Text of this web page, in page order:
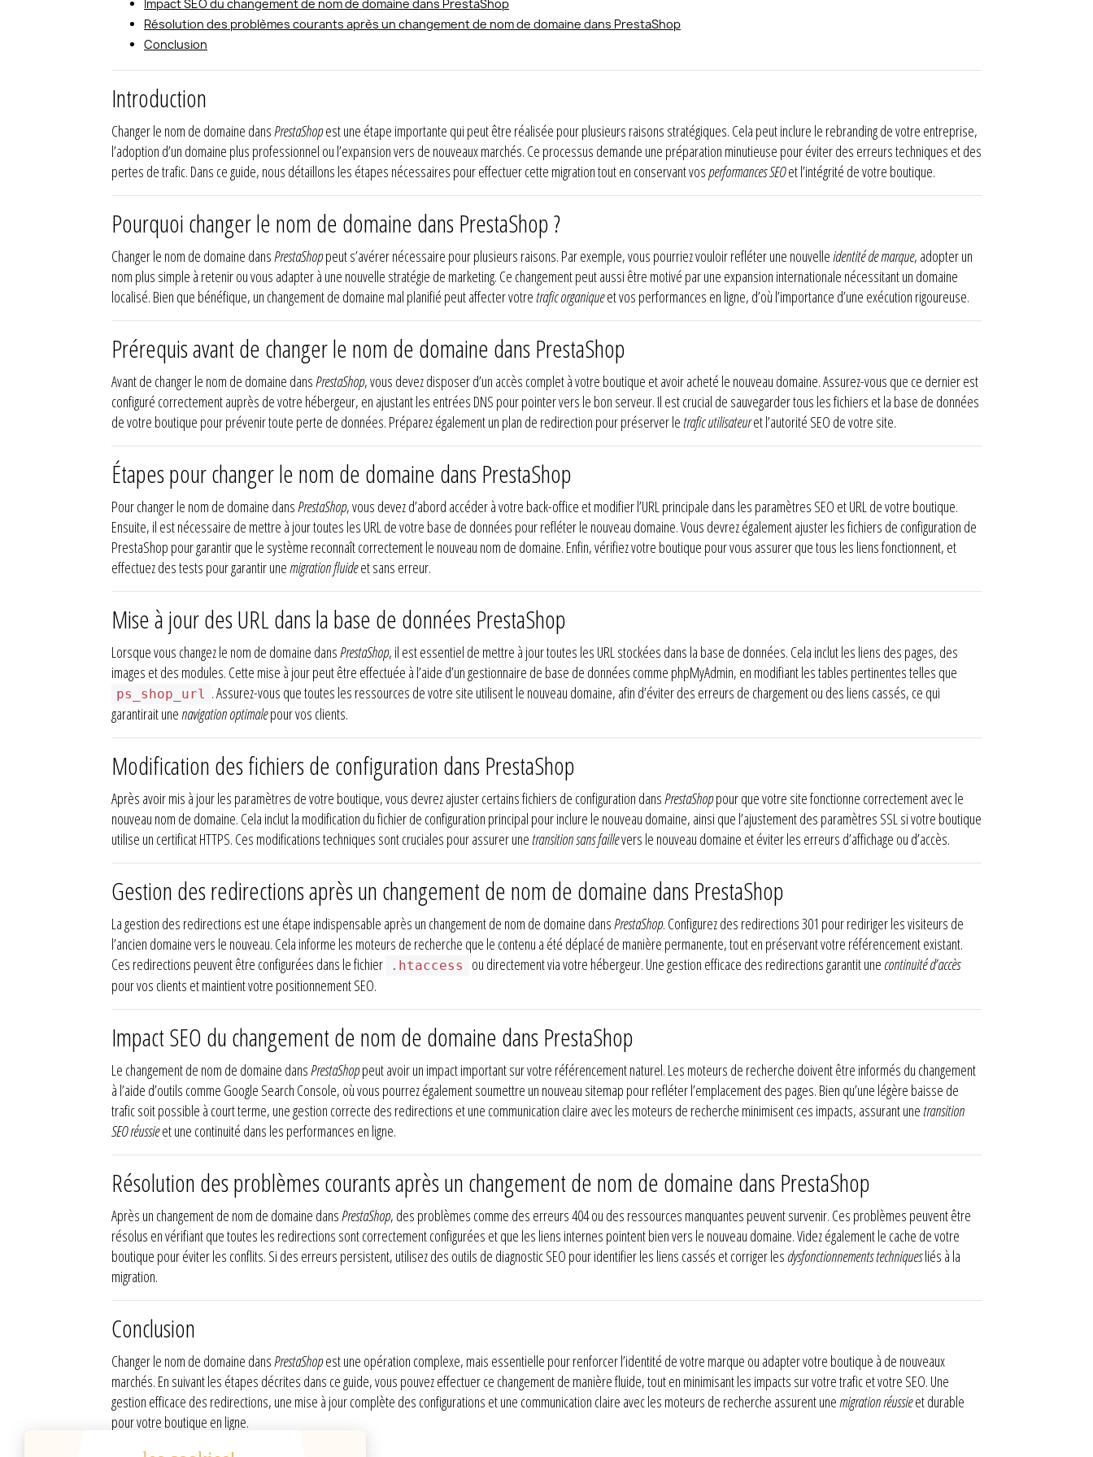
Impact SEO du changement de nom de domaine dans PrestaShop
Résolution des problèmes courants après un changement de nom de domaine dans PrestaShop
Conclusion
Introduction
Changer le nom de domaine dansPrestaShopest une étape importante qui peut être réalisée pour plusieurs raisons stratégiques. Cela peut inclure le rebranding de votre entreprise,
l’adoption d’un domaine plus professionnel ou l’expansion vers de nouveaux marchés. Ce processus demande une préparation minutieuse pour éviter des erreurs techniques et des
pertes de trafic. Dans ce guide, nous détaillons les étapes nécessaires pour effectuer cette migration tout en conservant vosperformances SEOet l’intégrité de votre boutique.
Pourquoi changer le nom de domaine dans PrestaShop ?
Changer le nom de domaine dansPrestaShoppeut s’avérer nécessaire pour plusieurs raisons. Par exemple, vous pourriez vouloir refléter une nouvelleidentité de marque, adopter un
nom plus simple à retenir ou vous adapter à une nouvelle stratégie de marketing. Ce changement peut aussi être motivé par une expansion internationale nécessitant un domaine
localisé. Bien que bénéfique, un changement de domaine mal planifié peut affecter votretrafic organiqueet vos performances en ligne, d’où l’importance d’une exécution rigoureuse.
Prérequis avant de changer le nom de domaine dans PrestaShop
Avant de changer le nom de domaine dansPrestaShop, vous devez disposer d’un accès complet à votre boutique et avoir acheté le nouveau domaine. Assurez-vous que ce dernier est
configuré correctement auprès de votre hébergeur, en ajustant les entrées DNS pour pointer vers le bon serveur. Il est crucial de sauvegarder tous les fichiers et la base de données
de votre boutique pour prévenir toute perte de données. Préparez également un plan de redirection pour préserver letrafic utilisateuret l’autorité SEO de votre site.
Étapes pour changer le nom de domaine dans PrestaShop
Pour changer le nom de domaine dansPrestaShop, vous devez d’abord accéder à votre back-office et modifier l’URL principale dans les paramètres SEO et URL de votre boutique.
Ensuite, il est nécessaire de mettre à jour toutes les URL de votre base de données pour refléter le nouveau domaine. Vous devrez également ajuster les fichiers de configuration de
PrestaShop pour garantir que le système reconnaît correctement le nouveau nom de domaine. Enfin, vérifiez votre boutique pour vous assurer que tous les liens fonctionnent, et
effectuez des tests pour garantir unemigration fluideet sans erreur.
Mise à jour des URL dans la base de données PrestaShop
Lorsque vous changez le nom de domaine dansPrestaShop, il est essentiel de mettre à jour toutes les URL stockées dans la base de données. Cela inclut les liens des pages, des
images et des modules. Cette mise à jour peut être effectuée à l’aide d’un gestionnaire de base de données comme phpMyAdmin, en modifiant les tables pertinentes telles que
ps_shop_url . Assurez-vous que toutes les ressources de votre site utilisent le nouveau domaine, afin d’éviter des erreurs de chargement ou des liens cassés, ce qui
garantirait unenavigation optimalepour vos clients.
Modification des fichiers de configuration dans PrestaShop
Après avoir mis à jour les paramètres de votre boutique, vous devrez ajuster certains fichiers de configuration dansPrestaShoppour que votre site fonctionne correctement avec le
nouveau nom de domaine. Cela inclut la modification du fichier de configuration principal pour inclure le nouveau domaine, ainsi que l’ajustement des paramètres SSL si votre boutique
utilise un certificat HTTPS. Ces modifications techniques sont cruciales pour assurer unetransition sans faillevers le nouveau domaine et éviter les erreurs d’affichage ou d’accès.
Gestion des redirections après un changement de nom de domaine dans PrestaShop
La gestion des redirections est une étape indispensable après un changement de nom de domaine dansPrestaShop. Configurez des redirections 301 pour rediriger les visiteurs de
l’ancien domaine vers le nouveau. Cela informe les moteurs de recherche que le contenu a été déplacé de manière permanente, tout en préservant votre référencement existant.
Ces redirections peuvent être configurées dans le fichier
.htaccess ou directement via votre hébergeur. Une gestion efficace des redirections garantit une continuité d’accès
pour vos clients et maintient votre positionnement SEO.
Impact SEO du changement de nom de domaine dans PrestaShop
Le changement de nom de domaine dansPrestaShoppeut avoir un impact important sur votre référencement naturel. Les moteurs de recherche doivent être informés du changement
à l’aide d’outils comme Google Search Console, où vous pourrez également soumettre un nouveau sitemap pour refléter l’emplacement des pages. Bien qu’une légère baisse de
trafic soit possible à court terme, une gestion correcte des redirections et une communication claire avec les moteurs de recherche minimisent ces impacts, assurant unetransition
SEO réussieet une continuité dans les performances en ligne.
Résolution des problèmes courants après un changement de nom de domaine dans PrestaShop
Après un changement de nom de domaine dansPrestaShop, des problèmes comme des erreurs 404 ou des ressources manquantes peuvent survenir. Ces problèmes peuvent être
résolus en vérifiant que toutes les redirections sont correctement configurées et que les liens internes pointent bien vers le nouveau domaine. Videz également le cache de votre
boutique pour éviter les conflits. Si des erreurs persistent, utilisez des outils de diagnostic SEO pour identifier les liens cassés et corriger les dysfonctionnements techniquesliés à la
migration.
Conclusion
Changer le nom de domaine dansPrestaShopest une opération complexe, mais essentielle pour renforcer l’identité de votre marque ou adapter votre boutique à de nouveaux
marchés. En suivant les étapes décrites dans ce guide, vous pouvez effectuer ce changement de manière fluide, tout en minimisant les impacts sur votre trafic et votre SEO. Une
gestion efficace des redirections, une mise à jour complète des configurations et une communication claire avec les moteurs de recherche assurent unemigration réussieet durable
pour votre boutique en ligne.